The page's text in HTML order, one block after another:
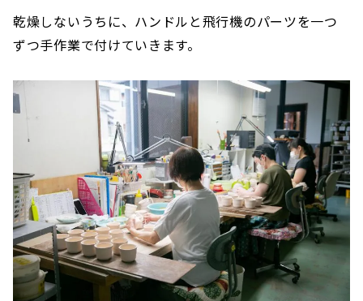
乾燥しないうちに、ハンドルと飛行機のパーツを一つ
ずつ手作業で付けていきます。